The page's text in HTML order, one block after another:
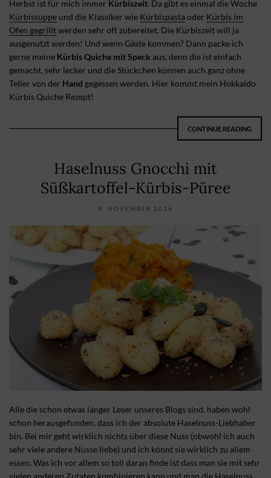
Herbst ist für mich immer Kürbiszeit. Da gibt es einmal die Woche
Kürbissuppe und die Klassiker wie Kürbispasta oder Kürbis im
Ofen gegrilltwerden sehr oft zubereitet. Die Kürbiszeit will ja
ausgenutzt werden! Und wenn Gäste kommen? Dann packe ich
gerne meine Kürbis Quiche mit Speck aus, denn die ist einfach
gemacht, sehr lecker und die Stückchen können auch ganz ohne
Teller von der Hand gegessen werden. Hier kommt mein Hokkaido
Kürbis Quiche Rezept!
CONTINUE READING
Haselnuss Gnocchi mit
Süßkartoffel-Kürbis-Püree
8. NOVEMBER 2016
Alle die schon etwas länger Leser unseres Blogs sind, haben wohl
schon herausgefunden, dass ich der absolute Haselnuss-Liebhaber
bin. Bei mir geht wirklich nichts über diese Nuss (obwohl ich auch
sehr viele andere Nüsse liebe) und ich könnt sie wirklich zu allem
essen. Was ich vor allem so toll daran finde ist dass man sie mit sehr